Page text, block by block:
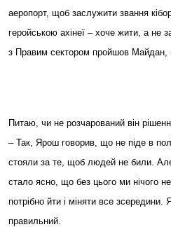
аеропорт, щоб заслужити звання
геройською ахінеї – хоче жити, а не
з Правим сектором пройшов Майдан,
Питаю, чи не розчарований він
– Так, Ярош говорив, що не піде в
стояли за те, щоб людей не били.
стало ясно, що без цього ми нічого
потрібно йти і міняти все
правильний.